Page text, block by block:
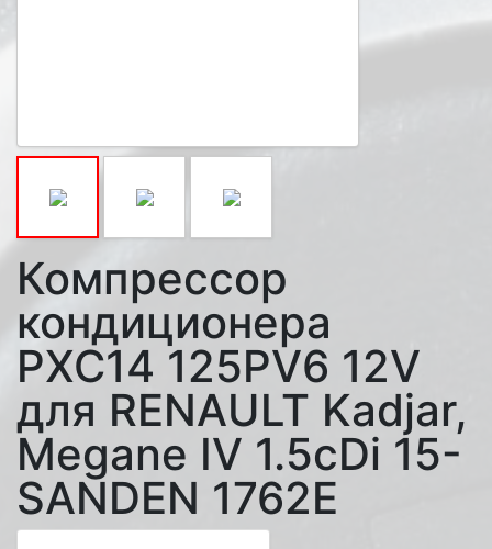
Компрессор
кондиционера
PXC14 125PV6 12V
для RENAULT Kadjar,
Megane IV 1.5cDi 15-
SANDEN 1762E